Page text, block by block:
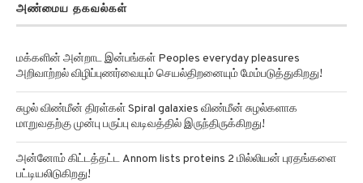
அண்மைய தகவல்கள்
மக்களின் அன்றாட இன்பங்கள் Peoples everyday pleasures
அறிவாற்றல் விழிப்புணர்வையும் செயல்திறனையும் மேம்படுத்துகிறது!
சுழல் விண்மீன் திரள்கள் Spiral galaxies விண்மீன் சுழல்களாக
மாறுவதற்கு முன்பு பருப்பு வடிவத்தில் இருந்திருக்கிறது!
அன்னோம் கிட்டத்தட்ட Annom lists proteins 2 மில்லியன் புரதங்களை
பட்டியலிடுகிறது!